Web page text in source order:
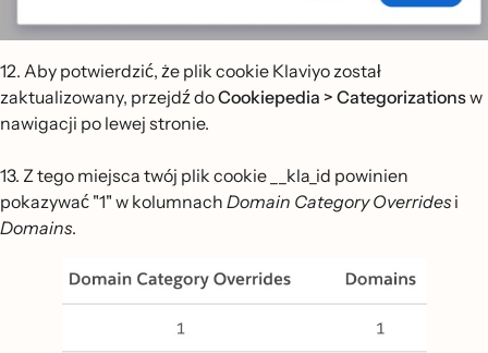
12. Aby potwierdzić, że plik cookie Klaviyo został
zaktualizowany, przejdź doCookiepedia > Categorizationsw
nawigacji po lewej stronie.
13. Z tego miejsca twój plik cookie __kla_id powinien
pokazywać "1" w kolumnach Domain Category Overridesi
Domains.